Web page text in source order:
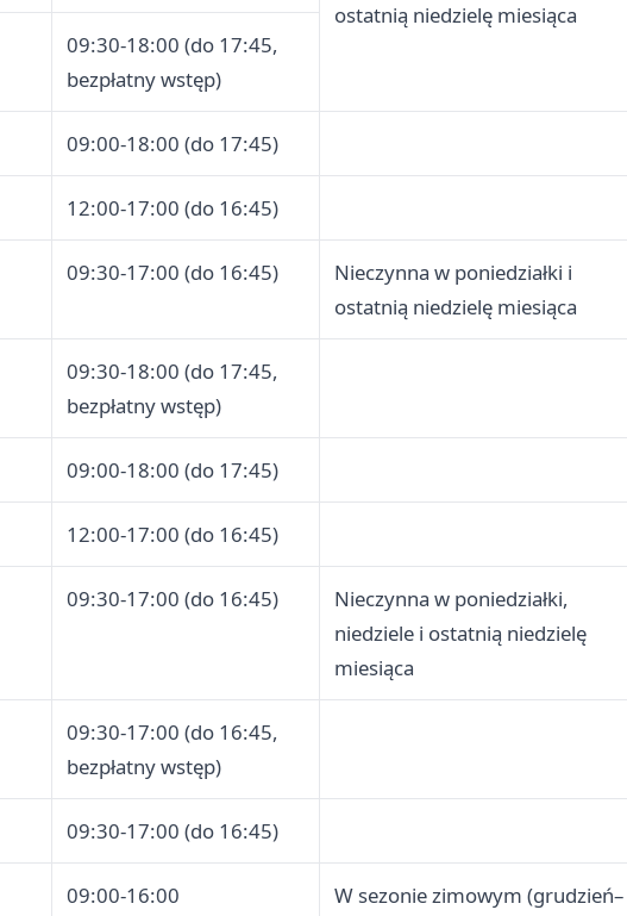
ostatnią niedzielę miesiąca
09:30-18:00 (do 17:45,
bezpłatny wstęp)
09:00-18:00 (do 17:45)
12:00-17:00 (do 16:45)
09:30-17:00 (do 16:45)
Nieczynna w poniedziałki i
ostatnią niedzielę miesiąca
09:30-18:00 (do 17:45,
bezpłatny wstęp)
09:00-18:00 (do 17:45)
12:00-17:00 (do 16:45)
09:30-17:00 (do 16:45)
Nieczynna w poniedziałki,
niedziele i ostatnią niedzielę
miesiąca
09:30-17:00 (do 16:45,
bezpłatny wstęp)
09:30-17:00 (do 16:45)
09:00-16:00
W sezonie zimowym (grudzień–